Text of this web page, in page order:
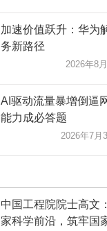
加速价值跃升：华为
务新路径
2026年8
AI驱动流量暴增倒逼
能力成必答题
2026年7月
中国工程院院士高文
家科学前沿，筑牢国